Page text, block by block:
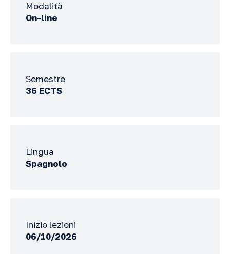
Modalità
On-line
Semestre
36 ECTS
Lingua
Spagnolo
Inizio lezioni
06/10/2026